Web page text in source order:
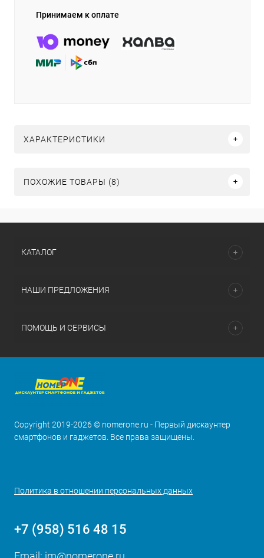
Принимаем к оплате
ХАРАКТЕРИСТИКИ
ПОХОЖИЕ ТОВАРЫ (8)
КАТАЛОГ
НАШИ ПРЕДЛОЖЕНИЯ
ПОМОЩЬ И СЕРВИСЫ
Copyright 2019-2026 © nomerone.ru - Первый дискаунтер
смартфонов и гаджетов. Все права защищены.
Политика в отношении персональных данных
+7 (958) 516 48 15